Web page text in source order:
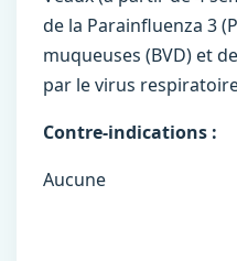
de la Parainfluenza 3
muqueuses (BVD) et
par le virus
Contre-indications :
Aucune